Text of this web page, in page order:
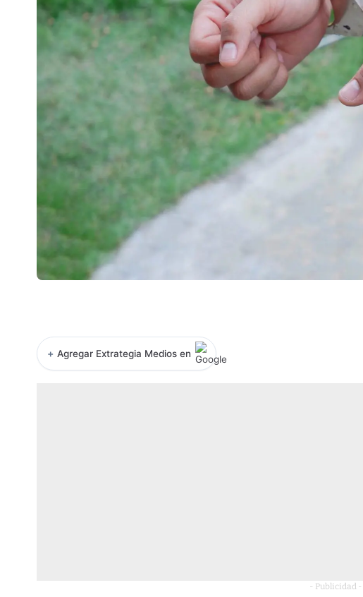
+ Agregar Extrategia Medios en
- Publicidad -